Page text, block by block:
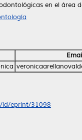
en el área
id/eprint/31098